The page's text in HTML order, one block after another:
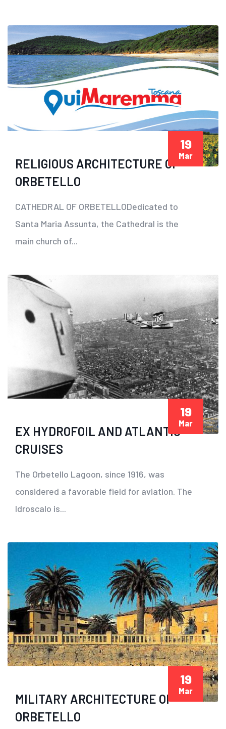
RELIGIOUS ARCHITECTURE OF
ORBETELLO
CATHEDRAL OF ORBETELLODedicated to
Santa Maria Assunta, the Cathedral is the
main church of...
19
Mar
EX HYDROFOIL AND ATLANTIC
CRUISES
The Orbetello Lagoon, since 1916, was
considered a favorable field for aviation. The
Idroscalo is...
19
Mar
MILITARY ARCHITECTURE OF
ORBETELLO
19
Mar